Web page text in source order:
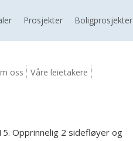
Prosjekter Boligprosjekter
oss Våre leietakere
Opprinnelig 2 sidefløyer og